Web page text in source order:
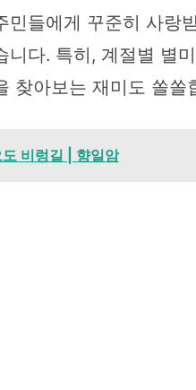
들에게 꾸준히 사
다. 특히, 계절별
찾아보는 재미도 쏠쏠
비렁길 | 향일암